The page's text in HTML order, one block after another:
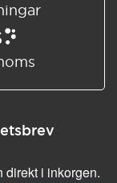
direkt i inkorgen.